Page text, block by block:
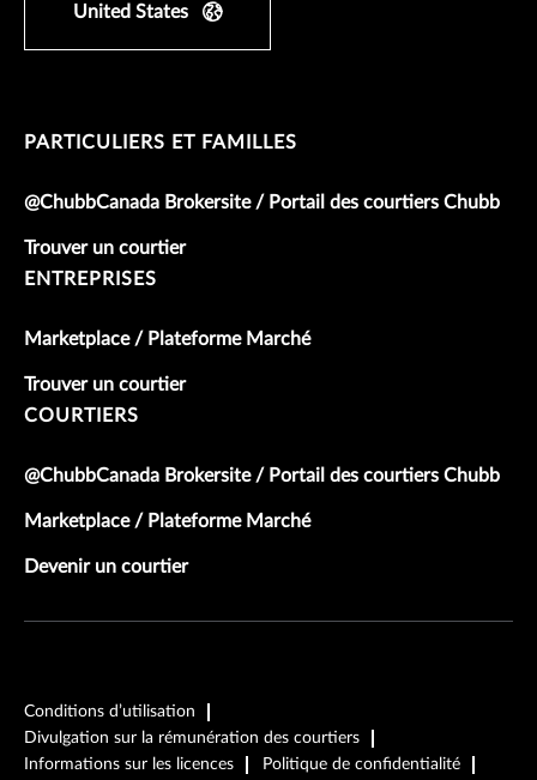
United States
PARTICULIERS ET FAMILLES
@ChubbCanada Brokersite / Portail des courtiers Chubb
Trouver un courtier
ENTREPRISES
Marketplace / Plateforme Marché
Trouver un courtier
COURTIERS
@ChubbCanada Brokersite / Portail des courtiers Chubb
Marketplace / Plateforme Marché
Devenir un courtier
Conditions d’utilisation
Divulgation sur la rémunération des courtiers
Informations sur les licences
Politique de confidentialité